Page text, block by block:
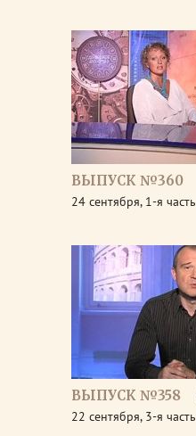
ВЫПУСК №360
24 сентября, 1-я часть
ВЫПУСК №358
22 сентября, 3-я часть